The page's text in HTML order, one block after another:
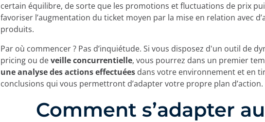
certain équilibre, de sorte que les promotions et fluctuations de prix
favoriser l’augmentation du ticket moyen par la mise en relation avec
produits.
Par où commencer ? Pas d’inquiétude. Si vous disposez d'un outil de
pricing ou deveille concurrentielle, vous pourrez dans un premier
une analyse des actions effectuées dans votre environnement et en
conclusions qui vous permettront d’adapter votre propre plan d’action.
Comment s’adapter
Refuser